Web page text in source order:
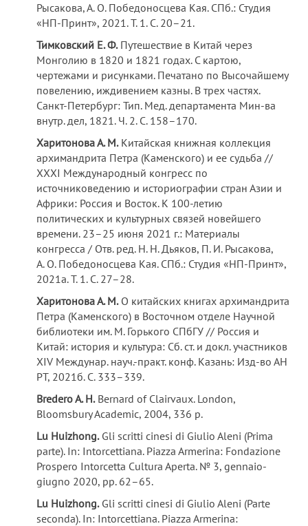
Рысакова, А. О. Победоносцева Кая. СПб.: Студия
«НП-Принт», 2021. Т. 1. С. 20–21.
Тимковский Е. Ф.Путешествие в Китай через
Монголию в 1820 и 1821 годах. С картою,
чертежами и рисунками. Печатано по Высочайшему
повелению, иждивением казны. В трех частях.
Санкт-Петербург: Тип. Мед. департамента Мин-ва
внутр. дел, 1821. Ч. 2. С. 158–170.
Харитонова А. М.Китайская книжная коллекция
архимандрита Петра (Каменского) и ее судьба //
XXXI Международный конгресс по
источниковедению и историографии стран Азии и
Африки: Россия и Восток. К 100-летию
политических и культурных связей новейшего
времени. 23–25 июня 2021 г.: Материалы
конгресса / Отв. ред. Н. Н. Дьяков, П. И. Рысакова,
А. О. Победоносцева Кая. СПб.: Студия «НП-Принт»,
2021а. Т. 1. С. 27–28.
Харитонова А. М.О китайских книгах архимандрита
Петра (Каменского) в Восточном отделе Научной
библиотеки им. М. Горького СПбГУ // Россия и
Китай: история и культура: Сб. ст. и докл. участников
XIV Междунар. науч.-практ. конф. Казань: Изд-во АН
РТ, 2021б. С. 333–339.
Bredero A. H.Bernard of Clairvaux. London,
Bloomsbury Academic, 2004, 336 p.
Lu Huizhong.Gli scritti cinesi di Giulio Aleni (Prima
parte). In: Intorcettiana. Piazza Armerina: Fondazione
Prospero Intorcetta Cultura Aperta. № 3, gennaio-
giugno 2020, pp. 62–65.
Lu Huizhong.Gli scritti cinesi di Giulio Aleni (Parte
seconda). In: Intorcettiana. Piazza Armerina: